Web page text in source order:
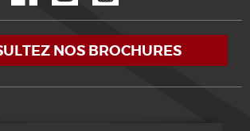
NOS BROCHURES